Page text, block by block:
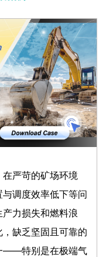
严苛的矿场环境
调度效率低下等问
力损失和燃料浪
缺乏坚固且可靠的
——特别是在极端气